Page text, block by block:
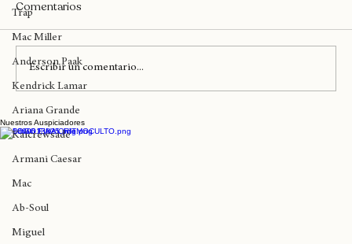
MARIAN
Trap
Mac Miller
Anderson Paak
Kendrick Lamar
Ariana Grande
Kaicrewsade
Armani Caesar
Mac
Ab-Soul
Diaspora Calling
Escribir un comentario...
Nuestros Auspiciadores